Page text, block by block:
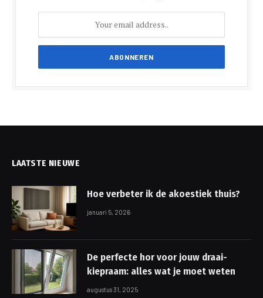
LAATSTE NIEUWE
Hoe verbeter ik de akoestiek thuis?
januari 5, 2026
De perfecte hor voor jouw draai-
kiepraam: alles wat je moet weten
augustus 31, 2025